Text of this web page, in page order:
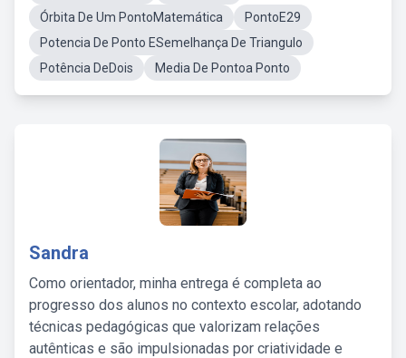
Órbita De Um PontoMatemática
PontoE29
Potencia De Ponto ESemelhança De Triangulo
Potência DeDois
Media De Pontoa Ponto
Sandra
Como orientador, minha entrega é completa ao
progresso dos alunos no contexto escolar, adotando
técnicas pedagógicas que valorizam relações
autênticas e são impulsionadas por criatividade e